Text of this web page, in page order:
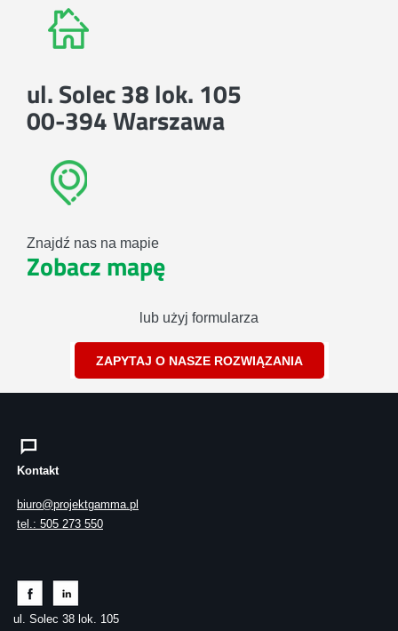
ul. Solec 38 lok. 105
00-394 Warszawa
Znajdź nas na mapie
Zobacz mapę
lub użyj formularza
ZAPYTAJ O NASZE ROZWIĄZANIA
Kontakt
biuro@projektgamma.pl
tel.: 505 273 550
ul. Solec 38 lok. 105